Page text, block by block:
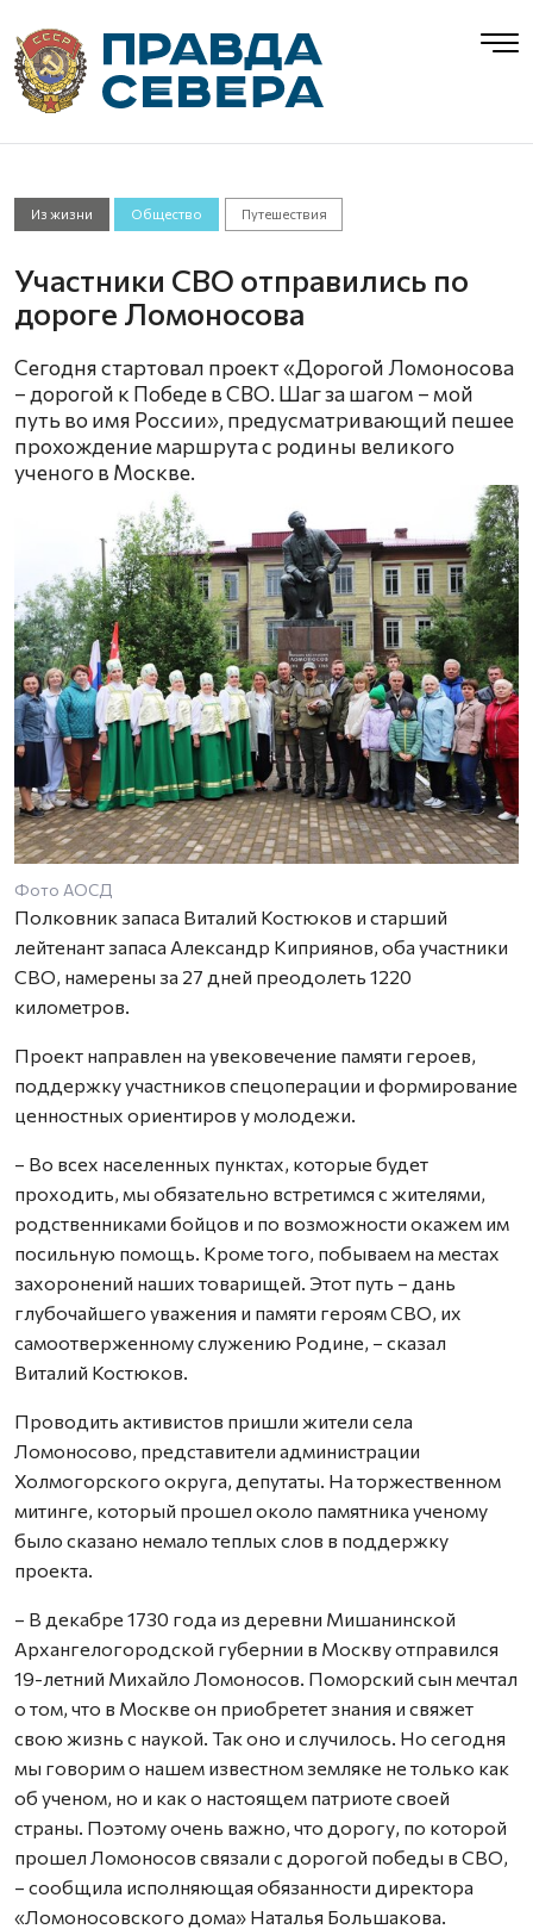
Из жизни Общество Путешествия
Участники СВО отправились по
дороге Ломоносова
Сегодня стартовал проект «Дорогой Ломоносова
– дорогой к Победе в СВО. Шаг за шагом – мой
путь во имя России», предусматривающий пешее
прохождение маршрута с родины великого
ученого в Москвe.
Фото АОСД
Полковник запаса Виталий Костюков и старший
лейтенант запаса Александр Киприянов, оба участники
СВО, намерены за 27 дней преодолеть 1220
километров.
Проект направлен на увековечение памяти героев,
поддержку участников спецоперации и формирование
ценностных ориентиров у молодежи.
– Во всех населенных пунктах, которые будет
проходить, мы обязательно встретимся с жителями,
родственниками бойцов и по возможности окажем им
посильную помощь. Кроме того, побываем на местах
захоронений наших товарищей. Этот путь – дань
глубочайшего уважения и памяти героям СВО, их
самоотверженному служению Родине, – сказал
Виталий Костюков.
Проводить активистов пришли жители села
Ломоносово, представители администрации
Холмогорского округа, депутаты. На торжественном
митинге, который прошел около памятника ученому
было сказано немало теплых слов в поддержку
проекта.
– В декабре 1730 года из деревни Мишанинской
Архангелогородской губернии в Москву отправился
19-летний Михайло Ломоносов. Поморский сын мечтал
о том, что в Москве он приобретет знания и свяжет
свою жизнь с наукой. Так оно и случилось. Но сегодня
мы говорим о нашем известном земляке не только как
об ученом, но и как о настоящем патриоте своей
страны. Поэтому очень важно, что дорогу, по которой
прошел Ломоносов связали с дорогой победы в СВО,
– сообщила исполняющая обязанности директора
«Ломоносовского дома» Наталья Большакова.